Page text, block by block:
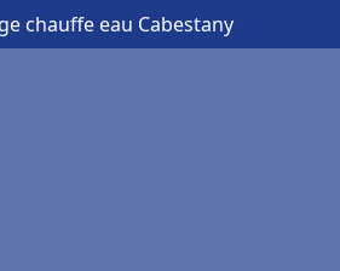
chauffe eau Cabestany